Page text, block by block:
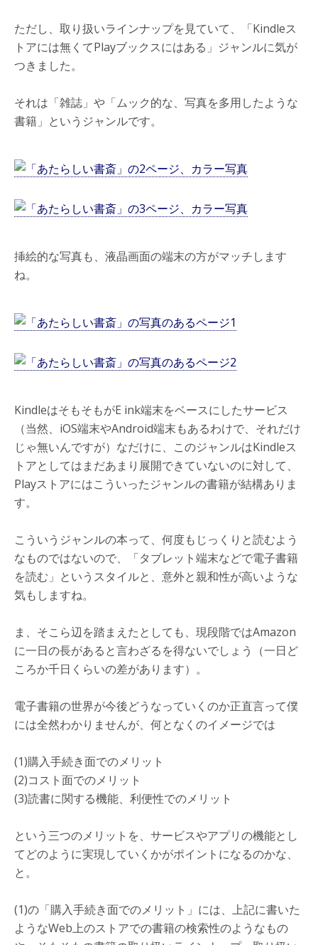
ただし、取り扱いラインナップを見ていて、「Kindleス
トアには無くてPlayブックスにはある」ジャンルに気が
つきました。
それは「雑誌」や「ムック的な、写真を多用したような
書籍」というジャンルです。
挿絵的な写真も、液晶画面の端末の方がマッチします
ね。
KindleはそもそもがE ink端末をベースにしたサービス
（当然、iOS端末やAndroid端末もあるわけで、それだけ
じゃ無いんですが）なだけに、このジャンルはKindleス
トアとしてはまだあまり展開できていないのに対して、
Playストアにはこういったジャンルの書籍が結構ありま
す。
こういうジャンルの本って、何度もじっくりと読むよう
なものではないので、「タブレット端末などで電子書籍
を読む」というスタイルと、意外と親和性が高いような
気もしますね。
ま、そこら辺を踏まえたとしても、現段階ではAmazon
に一日の長があると言わざるを得ないでしょう（一日ど
ころか千日くらいの差があります）。
電子書籍の世界が今後どうなっていくのか正直言って僕
には全然わかりませんが、何となくのイメージでは
(1)購入手続き面でのメリット
(2)コスト面でのメリット
(3)読書に関する機能、利便性でのメリット
という三つのメリットを、サービスやアプリの機能とし
てどのように実現していくかがポイントになるのかな、
と。
(1)の「購入手続き面でのメリット」には、上記に書いた
ようなWeb上のストアでの書籍の検索性のようなもの